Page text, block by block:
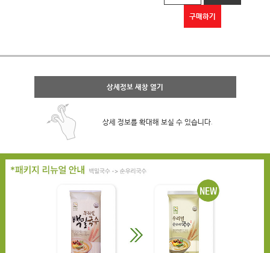
구매하기
상세정보 새창 열기
상세 정보를 확대해 보실 수 있습니다.